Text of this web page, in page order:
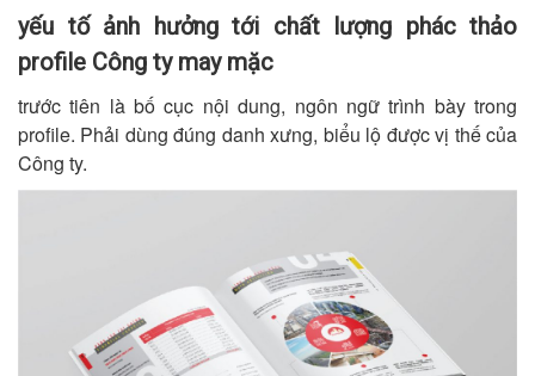
yếu tố ảnh hưởng tới chất lượng phác thảo
profile Công ty may mặc
trước tiên là bố cục nội dung, ngôn ngữ trình bày trong
profile. Phải dùng đúng danh xưng, biểu lộ được vị thế của
Công ty.